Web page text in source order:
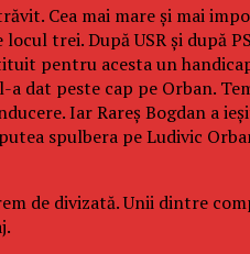
Cea mai mare și mai
trei. După USR și după
pentru acesta un
dat peste cap pe Orban.
Iar Rareș Bogdan a
spulbera pe Ludivic
de divizată. Unii dintre